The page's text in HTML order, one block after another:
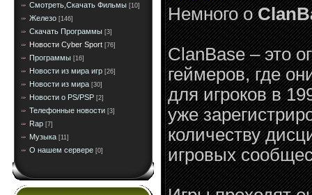
Смотреть,Скачать Фильмы [10]
Железо [146]
Скачать Программы [3]
Новости Cyber Sport [76]
Программы [16]
Новости из мира игр [26]
Новости из мира [30]
Новости о PS/PSP [2]
Телефонные новости [3]
Rap [7]
Музыка [11]
О нашем сервере [0]
Немного о
ClanBase – это
геймеров, где
для игроков в
уже
количеству
игровых